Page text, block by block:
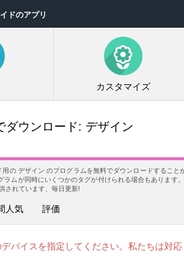
ドのアプリ
カスタマイズ
ダウンロード: デザイン
用の デザイン のプログラムを無料でダウンロードするこ
ラムが同時にいくつかのタグが付けられる場合もあります
されています、毎日更新!
人気 評価
バイスを指定してください。私たちは対応